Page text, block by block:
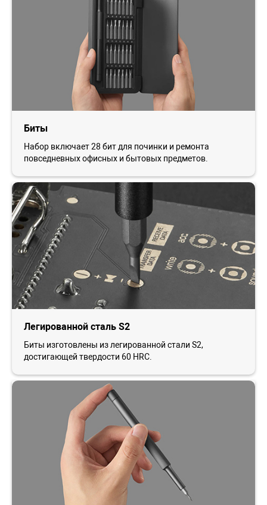
Биты
Набор включает 28 бит для починки и ремонта
повседневных офисных и бытовых предметов.
Легированной сталь S2
Биты изготовлены из легированной стали S2,
достигающей твердости 60 HRC.